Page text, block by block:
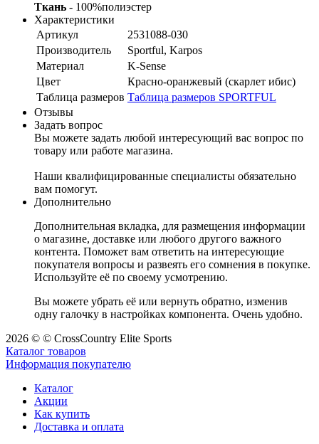
Ткань - 100%полиэстер
Характеристики
Артикул
2531088-030
Производитель
Sportful, Karpos
Материал
K-Sense
Цвет
Красно-оранжевый (скарлет ибис)
Таблица размеров Таблица размеров SPORTFUL
Отзывы
Задать вопрос
Вы можете задать любой интересующий вас вопрос по
товару или работе магазина.
Наши квалифицированные специалисты обязательно
вам помогут.
Дополнительно
Дополнительная вкладка, для размещения информации
о магазине, доставке или любого другого важного
контента. Поможет вам ответить на интересующие
покупателя вопросы и развеять его сомнения в покупке.
Используйте её по своему усмотрению.
Вы можете убрать её или вернуть обратно, изменив
одну галочку в настройках компонента. Очень удобно.
2026 © © CrossCountry Elite Sports
Каталог товаров
Информация покупателю
Каталог
Акции
Как купить
Доставка и оплата